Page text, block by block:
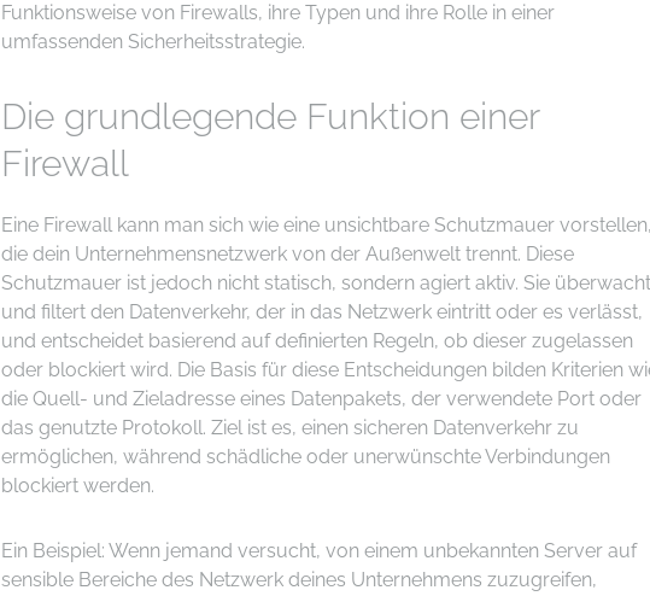
Funktionsweise von Firewalls, ihre Typen und ihre Rolle in einer
umfassenden Sicherheitsstrategie.
Die grundlegende Funktion einer
Firewall
Eine Firewall kann man sich wie eine unsichtbare Schutzmauer vorstellen,
die dein Unternehmensnetzwerk von der Außenwelt trennt. Diese
Schutzmauer ist jedoch nicht statisch, sondern agiert aktiv. Sie überwacht
und filtert den Datenverkehr, der in das Netzwerk eintritt oder es verlässt,
und entscheidet basierend auf definierten Regeln, ob dieser zugelassen
oder blockiert wird. Die Basis für diese Entscheidungen bilden Kriterien
die Quell- und Zieladresse eines Datenpakets, der verwendete Port oder
das genutzte Protokoll. Ziel ist es, einen sicheren Datenverkehr zu
ermöglichen, während schädliche oder unerwünschte Verbindungen
blockiert werden.
Ein Beispiel: Wenn jemand versucht, von einem unbekannten Server auf
sensible Bereiche des Netzwerk deines Unternehmens zuzugreifen,